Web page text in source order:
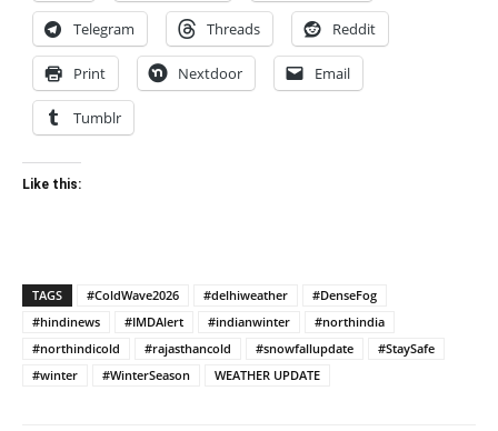
Telegram Threads Reddit
Print Nextdoor Email
Tumblr
Like this:
TAGS #ColdWave2026 #delhiweather
#DenseFog
#hindinews
#IMDAlert #indianwinter
#northindia
#northindicold
#rajasthancold #snowfallupdate
#StaySafe
#winter
#WinterSeason WEATHER UPDATE